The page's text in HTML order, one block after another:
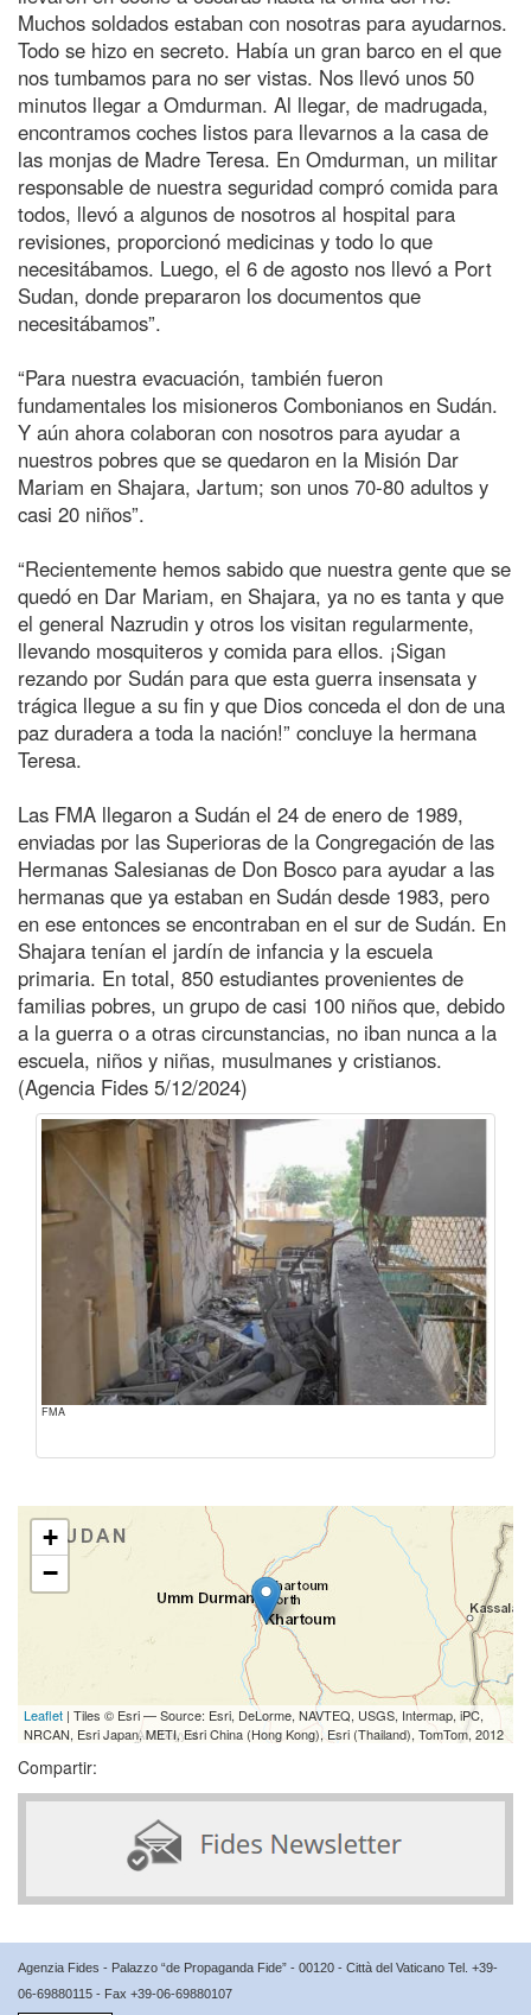
Muchos soldados estaban con nosotras para ayudarnos.
Todo se hizo en secreto. Había un gran barco en el que
nos tumbamos para no ser vistas. Nos llevó unos 50
minutos llegar a Omdurman. Al llegar, de madrugada,
encontramos coches listos para llevarnos a la casa de
las monjas de Madre Teresa. En Omdurman, un militar
responsable de nuestra seguridad compró comida para
todos, llevó a algunos de nosotros al hospital para
revisiones, proporcionó medicinas y todo lo que
necesitábamos. Luego, el 6 de agosto nos llevó a Port
Sudan, donde prepararon los documentos que
necesitábamos”.
“Para nuestra evacuación, también fueron
fundamentales los misioneros Combonianos en Sudán.
Y aún ahora colaboran con nosotros para ayudar a
nuestros pobres que se quedaron en la Misión Dar
Mariam en Shajara, Jartum; son unos 70-80 adultos y
casi 20 niños”.
“Recientemente hemos sabido que nuestra gente que se
quedó en Dar Mariam, en Shajara, ya no es tanta y que
el general Nazrudin y otros los visitan regularmente,
llevando mosquiteros y comida para ellos. ¡Sigan
rezando por Sudán para que esta guerra insensata y
trágica llegue a su fin y que Dios conceda el don de una
paz duradera a toda la nación!” concluye la hermana
Teresa.
Las FMA llegaron a Sudán el 24 de enero de 1989,
enviadas por las Superioras de la Congregación de las
Hermanas Salesianas de Don Bosco para ayudar a las
hermanas que ya estaban en Sudán desde 1983, pero
en ese entonces se encontraban en el sur de Sudán. En
Shajara tenían el jardín de infancia y la escuela
primaria. En total, 850 estudiantes provenientes de
familias pobres, un grupo de casi 100 niños que, debido
a la guerra o a otras circunstancias, no iban nunca a la
escuela, niños y niñas, musulmanes y cristianos.
(Agencia Fides 5/12/2024)
FMA
+
−
Leaflet | Tiles © Esri — Source: Esri, DeLorme, NAVTEQ, USGS, Intermap, iPC,
NRCAN, Esri Japan, METI, Esri China (Hong Kong), Esri (Thailand), TomTom, 2012
Compartir:
Agenzia Fides - Palazzo “de Propaganda Fide” - 00120 - Città del Vaticano Tel. +39-
06-69880115 - Fax +39-06-69880107